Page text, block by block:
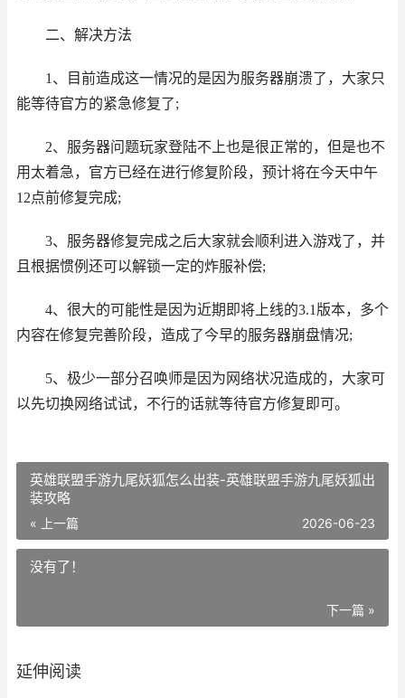
二、解决方法
1、目前造成这一情况的是因为服务器崩溃了，大家只
能等待官方的紧急修复了;
2、服务器问题玩家登陆不上也是很正常的，但是也不
用太着急，官方已经在进行修复阶段，预计将在今天中午
12点前修复完成;
3、服务器修复完成之后大家就会顺利进入游戏了，并
且根据惯例还可以解锁一定的炸服补偿;
4、很大的可能性是因为近期即将上线的3.1版本，多个
内容在修复完善阶段，造成了今早的服务器崩盘情况;
5、极少一部分召唤师是因为网络状况造成的，大家可
以先切换网络试试，不行的话就等待官方修复即可。
英雄联盟手游九尾妖狐怎么出装-英雄联盟手游九尾妖狐出
装攻略
« 上一篇 2026-06-23
没有了！
下一篇 »
延伸阅读